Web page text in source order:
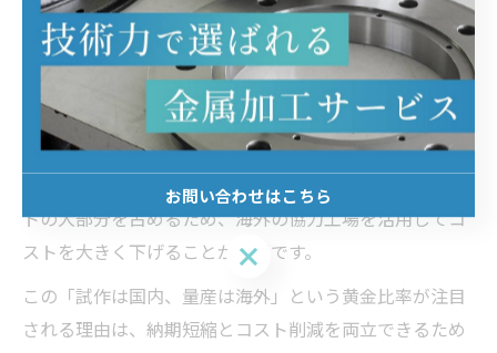
原価低減実現へ試作国内・量産海外の黄金比率
原価低減を目指す製造業において、試作は国内、量産は
海外という切り分けは非常に効果的な戦略です。特に奈
良県など地域密着の町工場での素早い試作対応は、開発
スピードを損なうことなく品質確認や仕様変更に柔軟に
対応できる点が強みです。一方、量産段階では生産コス
トの大部分を占めるため、海外の協力工場を活用してコ
ストを大きく下げることが可能です。
この「試作は国内、量産は海外」という黄金比率が注目
される理由は、納期短縮とコスト削減を両立できるため
お問い合わせはこちら
お問い合わせはこちら